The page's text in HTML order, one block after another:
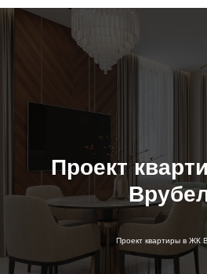
Проект
Проект квартиры в ЖК